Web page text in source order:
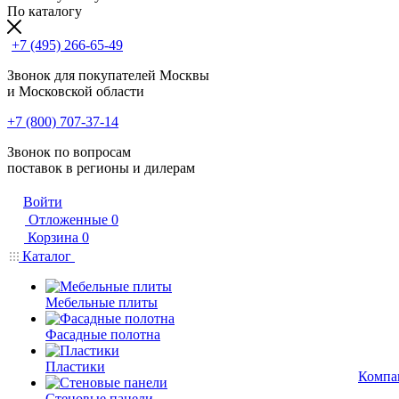
По каталогу
+7 (495) 266-65-49
Звонок для покупателей Москвы
и Московской области
+7 (800) 707-37-14
Звонок по вопросам
поставок в регионы и дилерам
Войти
Отложенные 0
Корзина 0
Каталог
Мебельные плиты
Фасадные полотна
Пластики